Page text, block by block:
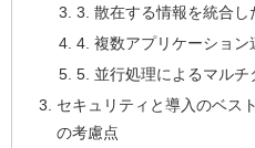
3. 散在する情報を統合し
4. 複数アプリケーション
5. 並行処理によるマルチ
セキュリティと導入のベス
の考慮点